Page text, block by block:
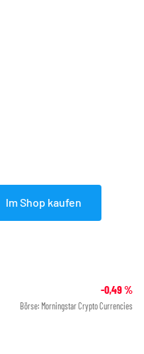
Im Shop kaufen
-0,49%
Börse: Morningstar Crypto Currencies